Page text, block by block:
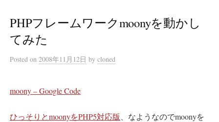
ス
キ
ッ
プ
PHPフレームワークmoonyを動かし
てみた
Posted on 2008年11月12日 by cloned
moony – Google Code
ひっそりとmoonyをPHP5対応版 、なようなのでmoonyを